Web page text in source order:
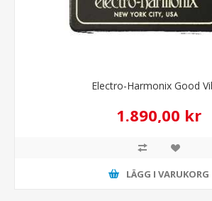
Electro-Harmonix Good
1.890,00 kr
LÄGG I VARUKORG